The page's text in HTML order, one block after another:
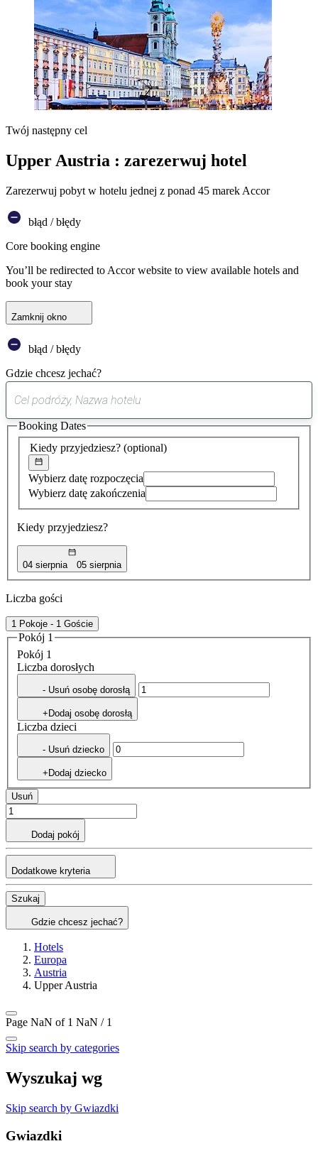
Twój następny cel
Upper Austria : zarezerwuj hotel
Zarezerwuj pobyt w hotelu jednej z ponad 45 marek Accor
błąd / błędy
Core booking engine
You’ll be redirected to Accor website to view available hotels and
book your stay
Zamknij okno
błąd / błędy
Gdzie chcesz jechać?
sugestia
została
znaleziona
Kiedy przyjedziesz? (optional)
Wybierz datę rozpoczęcia
Wybierz datę zakończenia
Kiedy przyjedziesz?
04 sierpnia 05 sierpnia
Booking Dates
Liczba gości
1 Pokoje - 1 Goście
Pokój 1
Pokój 1
Liczba dorosłych
- Usuń osobę dorosłą
+Dodaj osobę dorosłą
Liczba dzieci
- Usuń dziecko
+Dodaj dziecko
Usuń
Dodaj pokój
Dodatkowe kryteria
Szukaj
Gdzie chcesz jechać?
Hotels
Europa
Austria
Upper Austria
Page NaN of 1 NaN / 1
Skip search by categories
Wyszukaj wg
Skip search by Gwiazdki
Gwiazdki